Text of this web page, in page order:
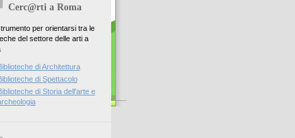
Cerc@rti a Roma
per orientarsi tra le
del settore delle arti a
di Architettura
di Spettacolo
di Storia dell'arte e